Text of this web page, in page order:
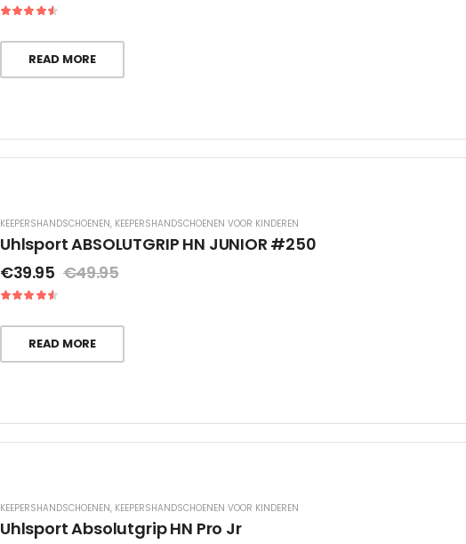
READ MORE
KEEPERSHANDSCHOENEN, KEEPERSHANDSCHOENEN VOOR KINDEREN
Uhlsport ABSOLUTGRIP HN JUNIOR #250
€39.95 €49.95
READ MORE
KEEPERSHANDSCHOENEN, KEEPERSHANDSCHOENEN VOOR KINDEREN
Uhlsport Absolutgrip HN Pro Jr